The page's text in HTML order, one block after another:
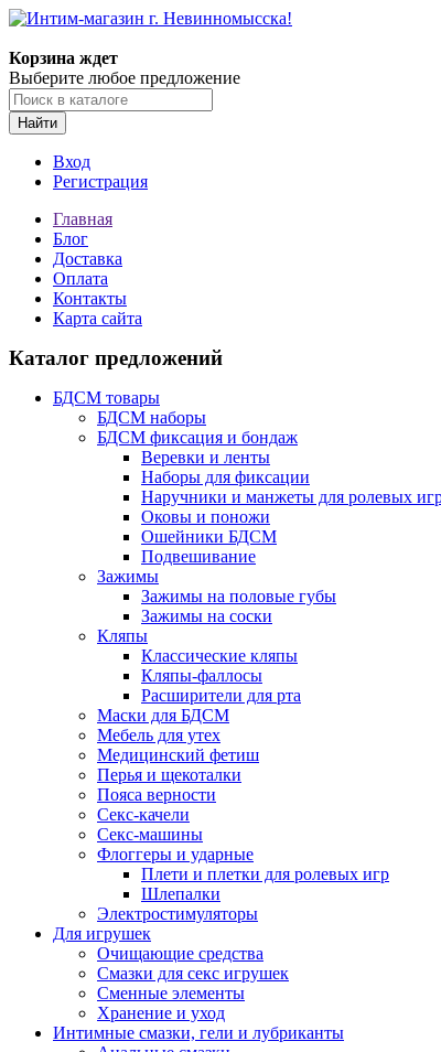
Корзина ждет
Выберите любое предложение
Найти
Вход
Регистрация
Главная
Блог
Доставка
Оплата
Контакты
Карта сайта
Каталог предложений
БДСМ товары
БДСМ наборы
БДСМ фиксация и бондаж
Веревки и ленты
Наборы для фиксации
Наручники и манжеты для ролевых
Оковы и поножи
Ошейники БДСМ
Подвешивание
Зажимы
Зажимы на половые губы
Зажимы на соски
Кляпы
Классические кляпы
Кляпы-фаллосы
Расширители для рта
Маски для БДСМ
Мебель для утех
Медицинский фетиш
Перья и щекоталки
Пояса верности
Секс-качели
Секс-машины
Флоггеры и ударные
Плети и плетки для ролевых игр
Шлепалки
Электростимуляторы
Для игрушек
Очищающие средства
Смазки для секс игрушек
Сменные элементы
Хранение и уход
Интимные смазки, гели и лубриканты